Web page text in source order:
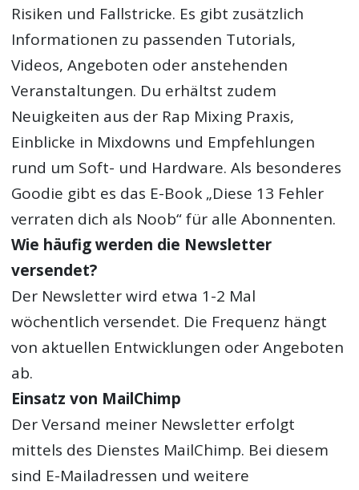
Risiken und Fallstricke. Es gibt zusätzlich
Informationen zu passenden Tutorials,
Videos, Angeboten oder anstehenden
Veranstaltungen. Du erhältst zudem
Neuigkeiten aus der Rap Mixing Praxis,
Einblicke in Mixdowns und Empfehlungen
rund um Soft- und Hardware. Als besonderes
Goodie gibt es das E-Book „Diese 13 Fehler
verraten dich als Noob“ für alle Abonnenten.
Wie häufig werden die Newsletter
versendet?
Der Newsletter wird etwa 1-2 Mal
wöchentlich versendet. Die Frequenz hängt
von aktuellen Entwicklungen oder Angeboten
ab.
Einsatz von MailChimp
Der Versand meiner Newsletter erfolgt
mittels des Dienstes MailChimp. Bei diesem
sind E-Mailadressen und weitere